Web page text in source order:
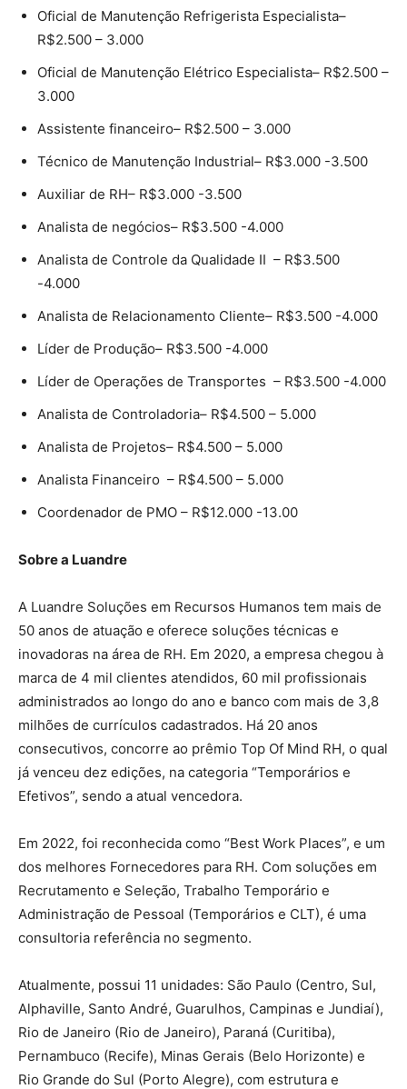
Oficial de Manutenção Refrigerista Especialista–
R$2.500 – 3.000
Oficial de Manutenção Elétrico Especialista– R$2.500 –
3.000
Assistente financeiro– R$2.500 – 3.000
Técnico de Manutenção Industrial– R$3.000 -3.500
Auxiliar de RH– R$3.000 -3.500
Analista de negócios– R$3.500 -4.000
Analista de Controle da Qualidade II – R$3.500
-4.000
Analista de Relacionamento Cliente– R$3.500 -4.000
Líder de Produção– R$3.500 -4.000
Líder de Operações de Transportes – R$3.500 -4.000
Analista de Controladoria– R$4.500 – 5.000
Analista de Projetos– R$4.500 – 5.000
Analista Financeiro – R$4.500 – 5.000
Coordenador de PMO – R$12.000 -13.00
Sobre a Luandre
A Luandre Soluções em Recursos Humanos tem mais de
50 anos de atuação e oferece soluções técnicas e
inovadoras na área de RH. Em 2020, a empresa chegou à
marca de 4 mil clientes atendidos, 60 mil profissionais
administrados ao longo do ano e banco com mais de 3,8
milhões de currículos cadastrados. Há 20 anos
consecutivos, concorre ao prêmio Top Of Mind RH, o qual
já venceu dez edições, na categoria “Temporários e
Efetivos”, sendo a atual vencedora.
Em 2022, foi reconhecida como “Best Work Places”, e um
dos melhores Fornecedores para RH. Com soluções em
Recrutamento e Seleção, Trabalho Temporário e
Administração de Pessoal (Temporários e CLT), é uma
consultoria referência no segmento.
Atualmente, possui 11 unidades: São Paulo (Centro, Sul,
Alphaville, Santo André, Guarulhos, Campinas e Jundiaí),
Rio de Janeiro (Rio de Janeiro), Paraná (Curitiba),
Pernambuco (Recife), Minas Gerais (Belo Horizonte) e
Rio Grande do Sul (Porto Alegre), com estrutura e